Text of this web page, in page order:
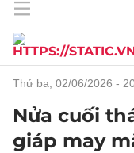
thứ ba, 02/06/2026 -
Nửa cuối
giáp may